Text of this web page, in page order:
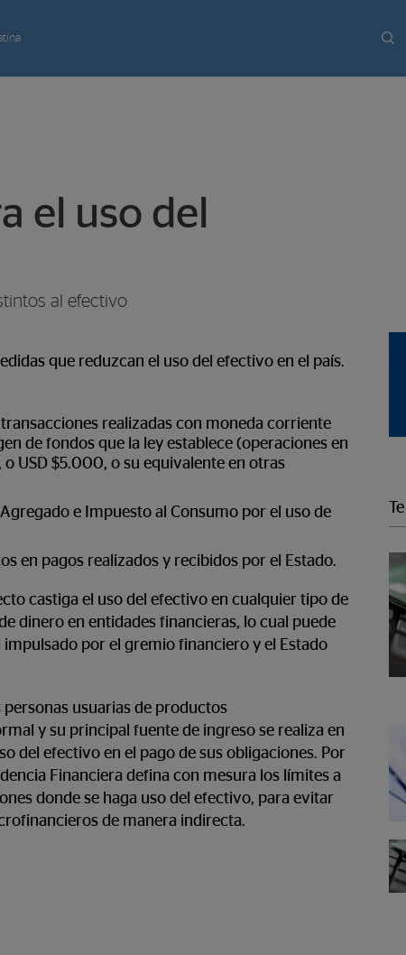
el uso del
al efectivo
que reduzcan el uso del efectivo en el país.
realizadas con moneda corriente
de fondos que la ley establece (operaciones en
USD $5.000, o su equivalente en otras
e Impuesto al Consumo por el uso de
en pagos realizados y recibidos por el Estado.
castiga el uso del efectivo en cualquier tipo de
dinero en entidades financieras, lo cual puede
impulsado por el gremio financiero y el Estado
usuarias de productos
y su principal fuente de ingreso se realiza en
del efectivo en el pago de sus obligaciones. Por
Financiera defina con mesura los límites a
donde se haga uso del efectivo, para evitar
de manera indirecta.